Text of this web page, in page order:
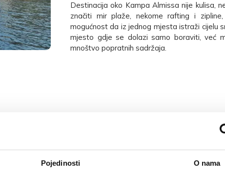
Pojedinosti O nama
Destinacija oko Kampa Almissa nije kulisa,
značiti mir plaže, nekome rafting i
mogućnost da iz jednog mjesta istraži cijelu
mjesto gdje se dolazi samo boraviti, već
mnoštvo popratnih sadržaja.
i prirodu u